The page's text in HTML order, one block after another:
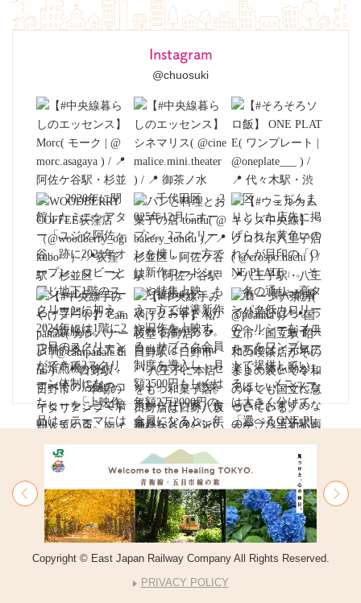
Instagram
@chuosuki
Copyright © East Japan Railway Company All Rights Reserved.
PRIVACY POLICY